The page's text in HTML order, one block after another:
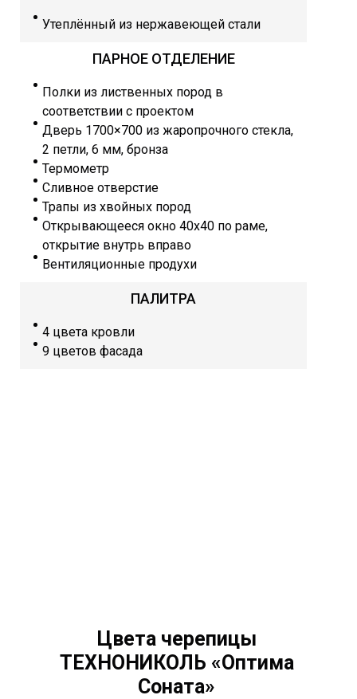
Утеплённый из нержавеющей стали
ПАРНОЕ ОТДЕЛЕНИЕ
Полки из лиственных пород в
соответствии с проектом
Дверь 1700×700 из жаропрочного стекла,
2 петли, 6 мм, бронза
Термометр
Сливное отверстие
Трапы из хвойных пород
Открывающееся окно 40х40 по раме,
открытие внутрь вправо
Вентиляционные продухи
ПАЛИТРА
4 цвета кровли
9 цветов фасада
Цвета черепицы
ТЕХНОНИКОЛЬ «Оптима
Соната»